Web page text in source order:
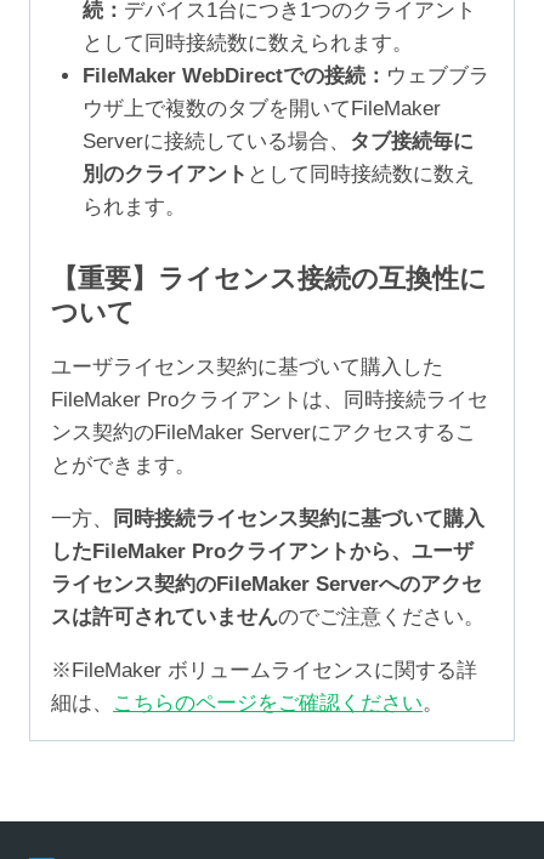
続： デバイス1台につき1つのクライアント
として同時接続数に数えられます。
FileMaker WebDirectでの接続： ウェブブラ
ウザ上で複数のタブを開いてFileMaker
Serverに接続している場合、 タブ接続毎に
別のクライアント として同時接続数に数え
られます。
【重要】ライセンス接続の互換性に
ついて
ユーザライセンス契約に基づいて購入した
FileMaker Proクライアントは、同時接続ライセ
ンス契約のFileMaker Serverにアクセスするこ
とができます。
一方、
同時接続ライセンス契約に基づいて購入
したFileMaker Proクライアントから、ユーザ
ライセンス契約のFileMaker Serverへのアクセ
スは許可されていませんのでご注意ください。
※FileMaker ボリュームライセンスに関する詳
細は、
こちらのページをご確認ください。